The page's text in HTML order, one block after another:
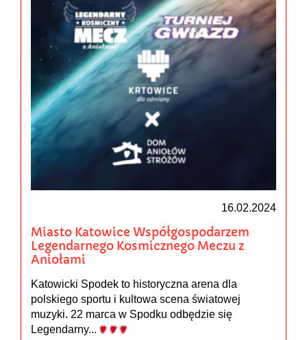
16.02.2024
Miasto Katowice Współgospodarzem
Legendarnego Kosmicznego Meczu z
Aniołami
Katowicki Spodek to historyczna arena dla
polskiego sportu i kultowa scena światowej
muzyki. 22 marca w Spodku odbędzie się
Legendarny...